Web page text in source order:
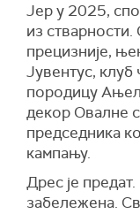
Јер у 2025,
из
прецизније,
Јувентус, клуб
породицу
декор Овалне
председника
кампању.
Дрес је предат.
забележена.